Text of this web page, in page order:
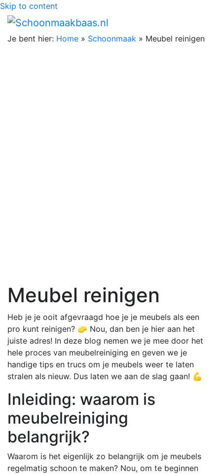
Skip to content
Je bent hier: Home » Schoonmaak » Meubel reinigen
Meubel reinigen
Heb je je ooit afgevraagd hoe je je meubels als een
pro kunt reinigen? 🧽 Nou, dan ben je hier aan het
juiste adres! In deze blog nemen we je mee door het
hele proces van meubelreiniging en geven we je
handige tips en trucs om je meubels weer te laten
stralen als nieuw. Dus laten we aan de slag gaan! 💪
Inleiding: waarom is
meubelreiniging
belangrijk?
Waarom is het eigenlijk zo belangrijk om je meubels
regelmatig schoon te maken? Nou, om te beginnen